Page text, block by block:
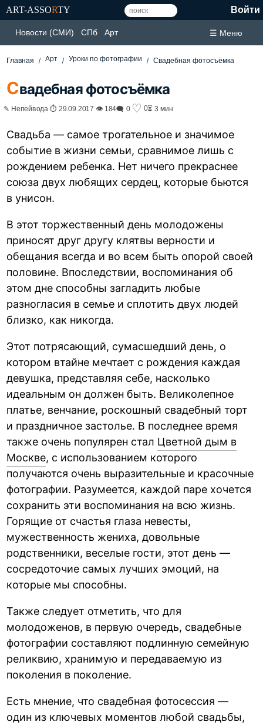
ART-ASSORTY Войти
Новости (СМИ) СПб Арт ☰ Меню
Главная Арт Уроки по фотографии Свадебная фотосъёмка
Свадебная фотосъёмка
✎ Непейвода ⏱ 29.09.2017 👁 184🗨 0 ♡ 0⏳ 3 мин
Свадьба — самое трогательное и значимое
событие в жизни семьи, сравнимое лишь с
рождением ребенка. Нет ничего прекраснее
союза двух любящих сердец, которые бьются
в унисон.
В этот торжественный день молодожены
приносят друг другу клятвы верности и
обещания всегда и во всем быть опорой своей
половине. Впоследствии, воспоминания об
этом дне способны загладить любые
разногласия в семье и сплотить двух людей
близко, как никогда.
Этот потрясающий, сумасшедший день, о
котором втайне мечтает с рождения каждая
девушка, представляя себе, насколько
идеальным он должен быть. Великолепное
платье, венчание, роскошный свадебный торт
и праздничное застолье. В последнее время
также очень популярен стал Цветной дым в
Москве, с использованием которого
получаются очень выразительные и красочные
фотографии. Разумеется, каждой паре хочется
сохранить эти воспоминания на всю жизнь.
Горящие от счастья глаза невесты,
мужественность жениха, довольные
родственники, веселые гости, этот день —
сосредоточие самых лучших эмоций, на
которые мы способны.
Также следует отметить, что для
молодоженов, в первую очередь, свадебные
фотографии составляют подлинную семейную
реликвию, хранимую и передаваемую из
поколения в поколение.
Есть мнение, что свадебная фотосессия —
один из ключевых моментов любой свадьбы,